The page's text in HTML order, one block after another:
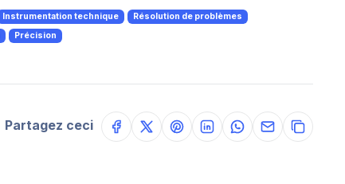
Instrumentation technique
Résolution de problèmes
Précision
Partagez ceci